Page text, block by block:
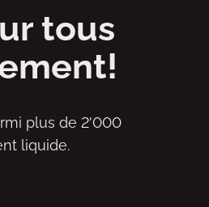
tous
plus de 2'000
liquide.